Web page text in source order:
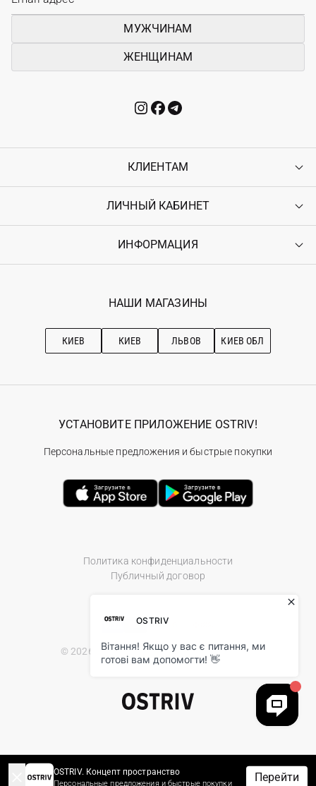
МУЖЧИНАМ
ЖЕНЩИНАМ
КЛИЕНТАМ
Контакты
Возврат
Гарантия
ЛИЧНЫЙ КАБИНЕТ
Войти
Ostriv Club+
ИНФОРМАЦИЯ
Наши магазини
Рекомендации по уходу
НАШИ МАГАЗИНЫ
КИЕВ КИЕВ ЛЬВОВ КИЕВ ОБЛ
Политика конфиденциальности
Публичный договор
© 2026 Ostriv.ua Store. All Rights Reserved.
УСТАНОВИТЕ ПРИЛОЖЕНИЕ OSTRIV!
Персональные предложения и быстрые покупки
OSTRIV. Концепт пространство
Персональные предложения и быстрые покупки Перейти